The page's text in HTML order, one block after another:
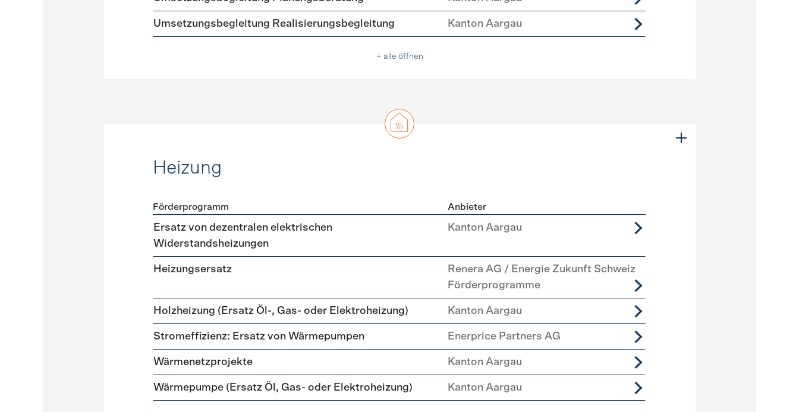
Umsetzungsbegleitung Realisierungsbegleitung Kanton Aargau
+ alle öffnen
Heizung
Förderprogramme Heizung
Förderprogramm Anbieter
Ersatz von dezentralen elektrischen
Widerstandsheizungen
Kanton Aargau
Heizungsersatz
Renera AG / Energie Zukunft Schweiz
Förderprogramme
Holzheizung (Ersatz Öl-, Gas- oder Elektroheizung) Kanton Aargau
Stromeffizienz: Ersatz von Wärmepumpen Enerprice Partners AG
Wärmenetzprojekte Kanton Aargau
Wärmepumpe (Ersatz Öl, Gas- oder Elektroheizung) Kanton Aargau